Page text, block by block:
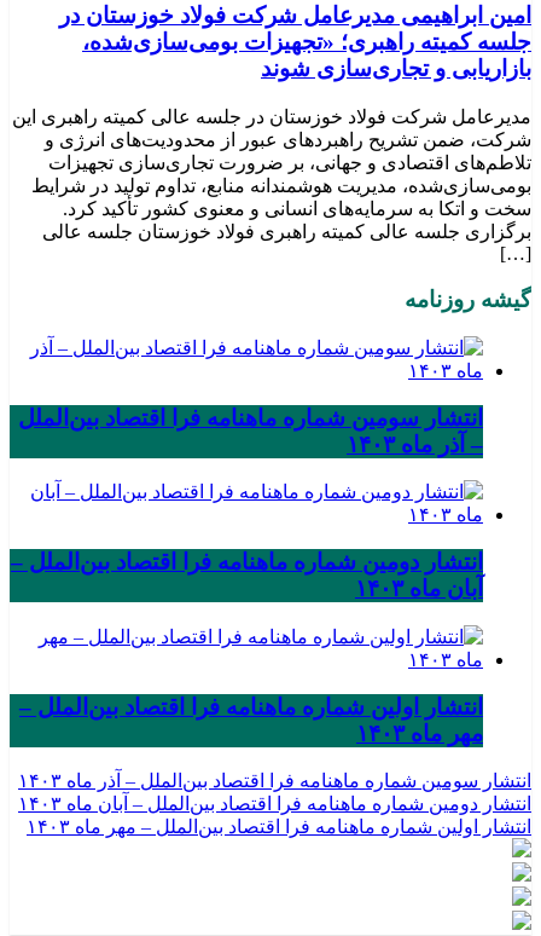
امین ابراهیمی مدیرعامل شرکت فولاد خوزستان در
جلسه کمیته راهبری؛ «تجهیزات بومی‌سازی‌شده،
بازاریابی و تجاری‌سازی شوند
مدیرعامل شرکت فولاد خوزستان در جلسه عالی کمیته راهبری این
شرکت، ضمن تشریح راهبردهای عبور از محدودیت‌های انرژی و
تلاطم‌های اقتصادی و جهانی، بر ضرورت تجاری‌سازی تجهیزات
بومی‌سازی‌شده، مدیریت هوشمندانه منابع، تداوم تولید در شرایط
سخت و اتکا به سرمایه‌های انسانی و معنوی کشور تأکید کرد.
برگزاری جلسه عالی کمیته راهبری فولاد خوزستان جلسه عالی
[…]
گیشه روزنامه
انتشار سومین شماره ماهنامه فرا اقتصاد بین‌الملل
– آذر ماه ۱۴۰۳
انتشار دومین شماره ماهنامه فرا اقتصاد بین‌الملل –
آبان ماه ۱۴۰۳
انتشار اولین شماره ماهنامه فرا اقتصاد بین‌الملل –
مهر ماه ۱۴۰۳
انتشار سومین شماره ماهنامه فرا اقتصاد بین‌الملل – آذر ماه ۱۴۰۳
انتشار دومین شماره ماهنامه فرا اقتصاد بین‌الملل – آبان ماه ۱۴۰۳
انتشار اولین شماره ماهنامه فرا اقتصاد بین‌الملل – مهر ماه ۱۴۰۳